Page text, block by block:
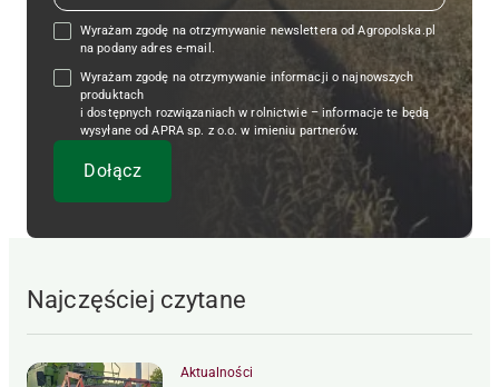
Wyrażam zgodę na otrzymywanie newslettera od Agropolska.pl
na podany adres e-mail.
Wyrażam zgodę na otrzymywanie informacji o najnowszych
produktach
i dostępnych rozwiązaniach w rolnictwie – informacje te będą
wysyłane od APRA sp. z o.o. w imieniu partnerów.
Najczęściej czytane
Aktualności